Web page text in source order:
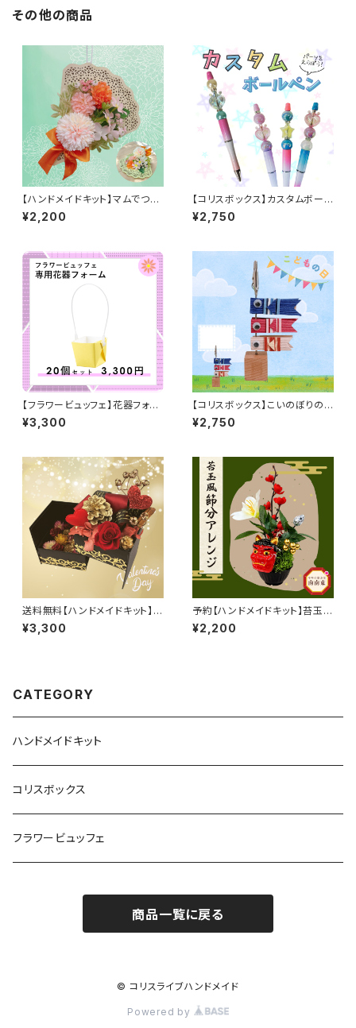
その他の商品
【ハンドメイドキット】マムでつく
るブーケプレート
¥2,200
【コリスボックス】カスタムボール
ペン 5個セット
¥2,750
【フラワービュッフェ】花器フォー
ム
¥3,300
【コリスボックス】こいのぼりのメ
モスタンド 5個セット
¥2,750
送料無料【ハンドメイドキット】花
咲くジュエリーボックス
¥3,300
予約【ハンドメイドキット】苔玉風
節分アレンジ
¥2,200
CATEGORY
ハンドメイドキット
コリスボックス
フラワービュッフェ
商品一覧に戻る
© コリスライブハンドメイド
Powered by